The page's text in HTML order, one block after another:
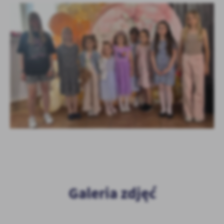
Galeria zdjęć